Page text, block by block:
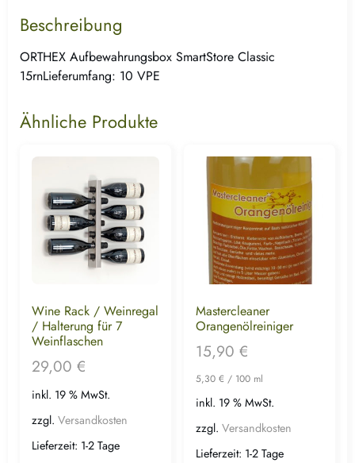
Beschreibung
ORTHEX Aufbewahrungsbox SmartStore Classic
15rnLieferumfang: 10 VPE
Ähnliche Produkte
Wine Rack / Weinregal
/ Halterung für 7
Weinflaschen
29,00 €
inkl. 19 % MwSt.
zzgl. Versandkosten
Lieferzeit: 1-2 Tage
Mastercleaner
Orangenölreiniger
15,90 €
5,30 €/ 100 ml
inkl. 19 % MwSt.
zzgl. Versandkosten
Lieferzeit: 1-2 Tage